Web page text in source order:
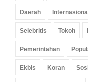
Daerah
Selebritis Tokoh
Pemerintahan
Ekbis Koran